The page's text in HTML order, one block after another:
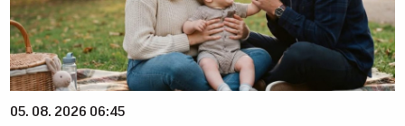
05. 08. 2026 06:45